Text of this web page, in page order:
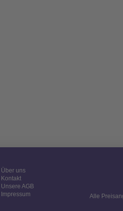
Über uns
Kontakt
Unsere AGB
Impressum
Alle